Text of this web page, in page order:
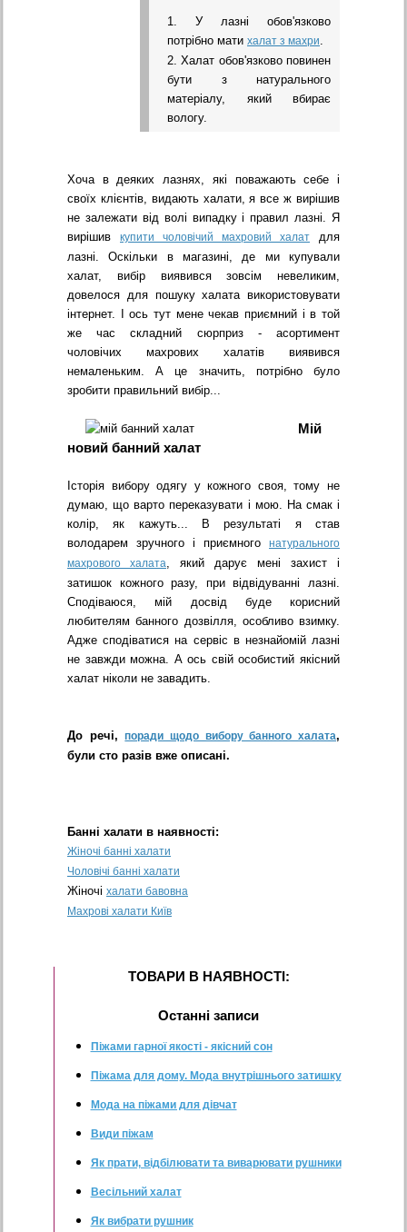
1. У лазні обов'язково
потрібно мати халат з махри.
2. Халат обов'язково повинен
бути з натурального
матеріалу, який вбирає
вологу.
Хоча в деяких лазнях, які поважають себе і
своїх клієнтів, видають халати, я все ж вирішив
не залежати від волі випадку і правил лазні. Я
вирішив купити чоловічий махровий халат для
лазні. Оскільки в магазині, де ми купували
халат, вибір виявився зовсім невеликим,
довелося для пошуку халата використовувати
інтернет. І ось тут мене чекав приємний і в той
же час складний сюрприз - асортимент
чоловічих махрових халатів виявився
немаленьким. А це значить, потрібно було
зробити правильний вибір...
Мій
новий банний халат
Історія вибору одягу у кожного своя, тому не
думаю, що варто переказувати і мою. На смак і
колір, як кажуть... В результаті я став
володарем зручного і приємного натурального
махрового халата, який дарує мені захист і
затишок кожного разу, при відвідуванні лазні.
Сподіваюся, мій досвід буде корисний
любителям банного дозвілля, особливо взимку.
Адже сподіватися на сервіс в незнайомій лазні
не завжди можна. А ось свій особистий якісний
халат ніколи не завадить.
До речі,поради щодо вибору банного халата,
були сто разів вже описані.
Банні халати в наявності:
Жіночі банні халати
Чоловічі банні халати
Жіночі халати бавовна
Махрові халати Київ
ТОВАРИ В НАЯВНОСТI:
Останнi записи
Піжами гарної якості - якісний сон
Піжама для дому. Мода внутрішнього затишку
Мода на піжами для дівчат
Види піжам
Як прати, відбілювати та виварювати рушники
Весільний халат
Як вибрати рушник